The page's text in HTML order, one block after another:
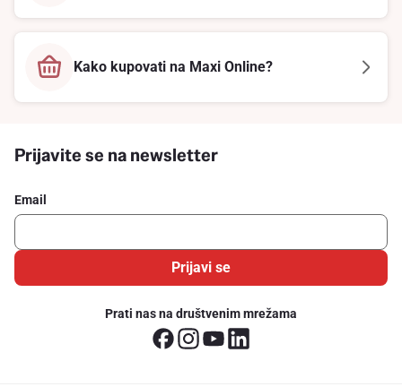
Kako kupovati na Maxi Online?
Prijavite se na newsletter
Email
Prijavi se
Prati nas na društvenim mrežama